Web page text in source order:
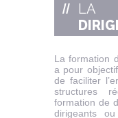
LA
La formation
a pour
de faciliter
structures
formation de
dirigeants